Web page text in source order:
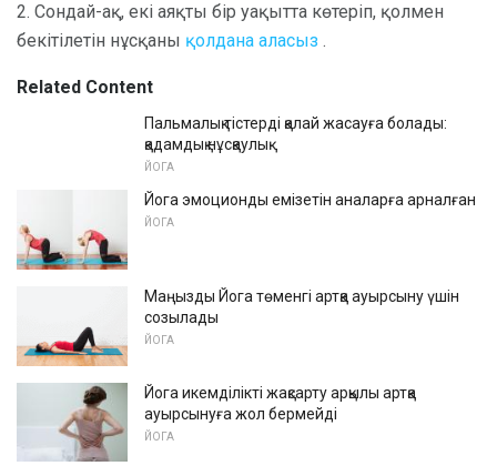
2. Сондай-ақ, екі аяқты бір уақытта көтеріп, қолмен
бекітілетін нұсқаны қолдана аласыз .
Related Content
Пальмалық тістерді қалай жасауға болады:
қадамдық нұсқаулық
ЙОГА
Йога эмоционды емізетін аналарға арналған
ЙОГА
Маңызды Йога төменгі артқа ауырсыну үшін
созылады
ЙОГА
Йога икемділікті жақсарту арқылы артқа
ауырсынуға жол бермейді
ЙОГА